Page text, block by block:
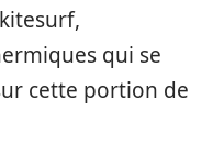
qui se
cette portion de